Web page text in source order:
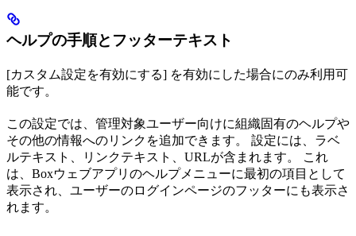
ヘルプの手順とフッターテキスト
[カスタム設定を有効にする] を有効にした場合にのみ利用可
能です。
この設定では、管理対象ユーザー向けに組織固有のヘルプや
その他の情報へのリンクを追加できます。 設定には、ラベ
ルテキスト、リンクテキスト、URLが含まれます。 これ
は、Boxウェブアプリのヘルプメニューに最初の項目として
表示され、ユーザーのログインページのフッターにも表示さ
れます。